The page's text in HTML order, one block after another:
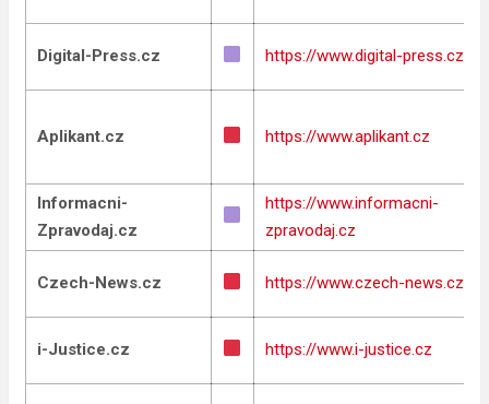
Digital-Press.cz https://www.digital-press.cz
Aplikant.cz https://www.aplikant.cz
Informacni-
Zpravodaj.cz
https://www.informacni-
zpravodaj.cz
Czech-News.cz https://www.czech-news.cz
i-Justice.cz https://www.i-justice.cz